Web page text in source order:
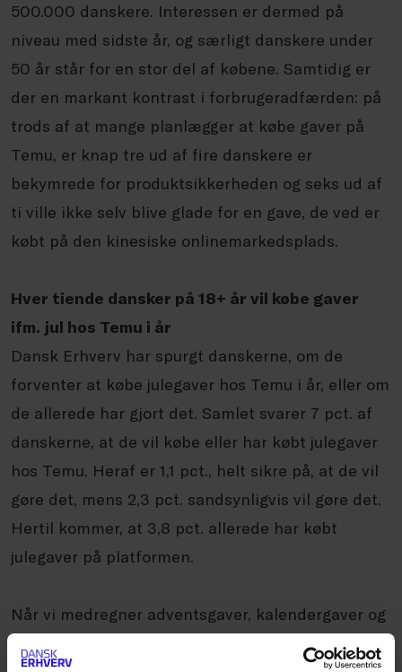
500.000 danskere. Interessen er dermed på
niveau med sidste år, og særligt danskere under
50 år står for en stor del af købene. Samtidig er
der en markant kontrast i forbrugeradfærden: på
trods af at mange planlægger at købe gaver på
Temu, er knap tre ud af fire danskere er
bekymrede for produktsikkerheden og seks ud af
ti ville ikke selv blive glade for en gave, de ved er
købt på den kinesiske onlinemarkedsplads.
Hver tiende dansker på 18+ år vil købe gaver
ifm. jul hos Temu i år
Dansk Erhverv har spurgt danskerne, om de
forventer at købe julegaver hos Temu i år, eller om
de allerede har gjort det. Samlet svarer 7 pct. af
danskerne, at de vil købe eller har købt julegaver
hos Temu. Heraf er 1,1 pct., helt sikre på, at de vil
gøre det, mens 2,3 pct. sandsynligvis vil gøre det.
Hertil kommer, at 3,8 pct. allerede har købt
julegaver på platformen.
Når vi medregner adventsgaver, kalendergaver og
gaver til pakkeleg, stiger andelen til samlet 10 pct.